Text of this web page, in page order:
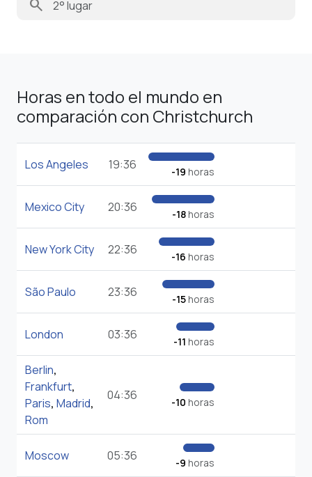
search
Horas en todo el mundo en
comparación con Christchurch
Los Angeles 19:36 -19 horas
Mexico City 20:36 -18horas
New York City 22:36 -16 horas
São Paulo 23:36 -15horas
London 03:36 -11 horas
Berlin,
Frankfurt,
Paris, Madrid,
Rom
04:36 -10 horas
Moscow 05:36 -9 horas